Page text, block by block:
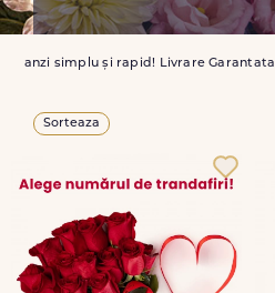
simplu și rapid! Livrare Garantata
Sorteaza